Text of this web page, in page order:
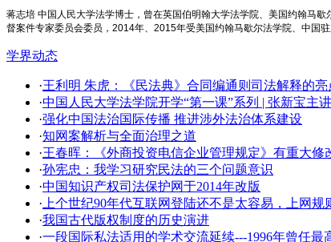
蒋志培 中国人民大学法学博士，曾在英国伯明翰大学法学院、美国约翰马
督案件专家委员会委员，2014年、2015年受美国约翰马歇尔法学院、中国
学界动态
·王利明 朱虎：《民法典》合同编通则司法解释的
·中国人民大学法学院开学​“第一课”系列 | 张新宝主
·强化中国法治国际传播 推进涉外法治体系建设
·知网案解析与全面治理之道
·王春晖：《外商投资电信企业管理规定》有重大修
·孙宪忠：我学习研究民法的三个问题意识
·中国知识产权司法保护网于2014年改版
· 上个世纪90年代互联网登陆还不是太容易，上网
·我国古代版权制度的历史演进
·一段国际私法适用的学术交流延续---1996年曾任